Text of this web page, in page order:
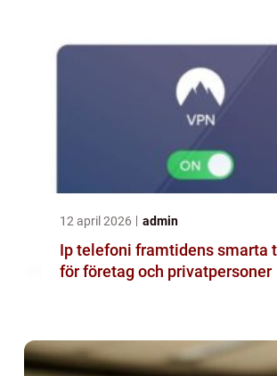
12 april 2026 admin
Ip telefoni framtidens smarta telefoni
för företag och privatpersoner